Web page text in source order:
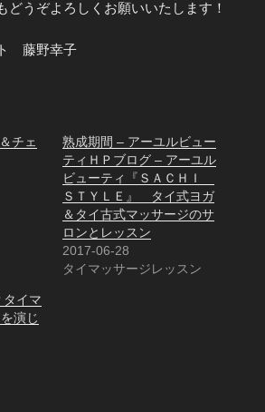
どうぞよろしくお願いいたします！
藤野幸子
チェ
熟成期間 – アーユルビュー
ティＨＰブログ – アーユル
ビューティ『ＳＡＣＨＩ
ＳＴＹＬＥ』 タイ式ヨガ
＆タイ古式マッサージのサ
ロンとレッスン
2017-06-28
タイマッサージレッスン
タイマ
演じ